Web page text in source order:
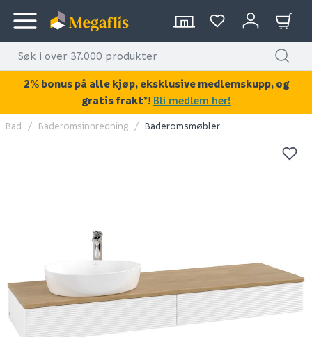
KAN DISSE VÆRE AV INTERESSE?
Flexit avtrekksventil
hvit stål ø125
Hyper bokhylle eik
struktur
Bad Baderomsinnredning Baderomsmøbler
2% bonus på alle kjøp, eksklusive medlemskupp, og
gratis frakt*! Bli medlem her!